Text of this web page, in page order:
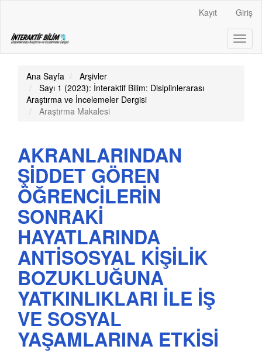
Content
Sidebar
Kayıt Giriş
Ana Sayfa
Arşivler
Sayı 1 (2023): İnteraktif Bilim: Disiplinlerarası
Araştırma ve İncelemeler Dergisi
Araştırma Makalesi
AKRANLARINDAN
ŞİDDET GÖREN
ÖĞRENCİLERİN
SONRAKİ
HAYATLARINDA
ANTİSOSYAL KİŞİLİK
BOZUKLUĞUNA
YATKINLIKLARI İLE İŞ
VE SOSYAL
YAŞAMLARINA ETKİSİ